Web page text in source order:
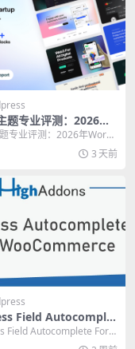
题专业评测：2026年
建站的终极性能之
专业评测：2026年WordP
的终极性能之选 过去两年
3 天前
Field Autocomplet
终极
提升结账转化率的专业
Field Autocomplete For